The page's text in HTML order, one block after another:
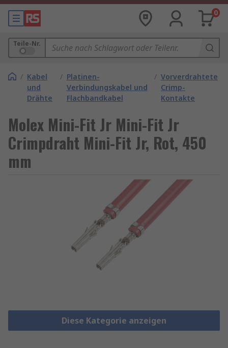
0
Teile-Nr.
/ Kabel
und
Drähte
/ Platinen-
Verbindungskabel und
Flachbandkabel
/ Vorverdrahtete
Crimp-
Kontakte
Molex Mini-Fit Jr Mini-Fit Jr
Crimpdraht Mini-Fit Jr, Rot, 450
mm
Diese Kategorie anzeigen